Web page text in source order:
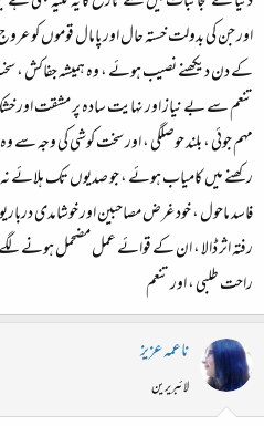
اور جن کی بدولت خستہ حال اور پامال قوموں کو
کے دن دیکھنے نصیب ہوئے ، وہ ہمیشہ جفاکش ،
تنعم سے بے نیاز اور نہایت سادہ پر مشقت
مہم جوئی ، بلند حوصلگی ، اور سخت کوشی کی وجہ سے
رکھنے میں کامیاب ہوئے ، جو صدیوں تک ہلائے نہ
فاسد ماحول ، خود غرض مصاحبین اور خوشامدی
رفتہ اثر ڈالا ، ان کے قوائے عمل مضحمل ہونے
راحت طلبی ، اور تنعم
ناعمہ عزیز
لائبریرین